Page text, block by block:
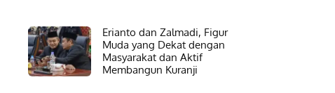
Erianto dan Zalmadi, Figur
Muda yang Dekat dengan
Masyarakat dan Aktif
Membangun Kuranji